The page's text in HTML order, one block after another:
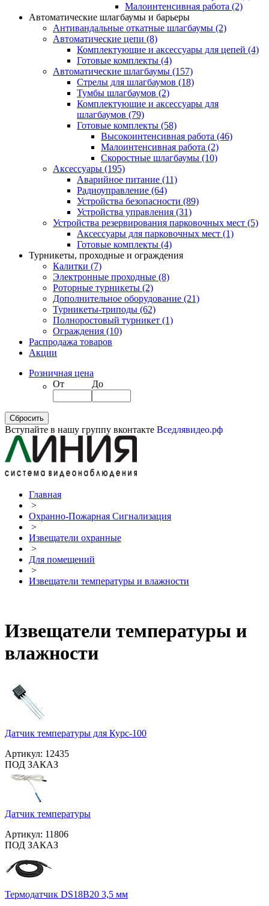
Малоинтенсивная работа (2)
Автоматические шлагбаумы и барьеры
Антивандальные откатные шлагбаумы (2)
Автоматические цепи (8)
Комплектующие и аксессуары для цепей (4)
Готовые комплекты (4)
Автоматические шлагбаумы (157)
Стрелы для шлагбаумов (18)
Тумбы шлагбаумов (2)
Комплектующие и аксессуары для
шлагбаумов (79)
Готовые комплекты (58)
Высокоинтенсивная работа (46)
Малоинтенсивная работа (2)
Скоростные шлагбаумы (10)
Аксессуары (195)
Аварийное питание (11)
Радиоуправление (64)
Устройства безопасности (89)
Устройства управления (31)
Устройства резервирования парковочных мест (5)
Аксессуары для парковочных мест (1)
Готовые комплекты (4)
Турникеты, проходные и ограждения
Калитки (7)
Электронные проходные (8)
Роторные турникеты (2)
Дополнительное оборудование (21)
Турникеты-триподы (62)
Полноростовый турникет (1)
Ограждения (10)
Распродажа товаров
Акции
Розничная цена
От
До
Вступайте в нашу группу вконтакте Вседлявидео.рф
Главная
>
Охранно-Пожарная Сигнализация
>
Извещатели охранные
>
Для помещений
>
Извещатели температуры и влажности
Извещатели температуры и
влажности
Датчик температуры для Курс-100
Артикул: 12435
ПОД ЗАКАЗ
Датчик температуры
Артикул: 11806
ПОД ЗАКАЗ
Термодатчик DS18B20 3,5 мм